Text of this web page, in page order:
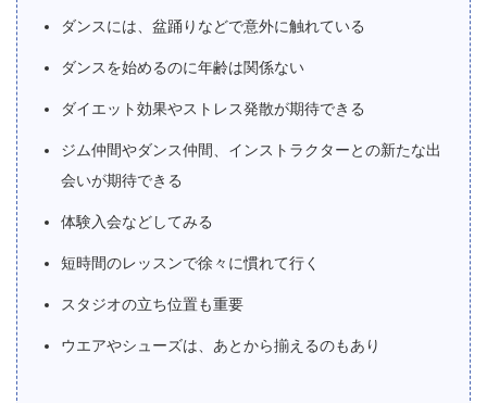
ダンスには、盆踊りなどで意外に触れている
ダンスを始めるのに年齢は関係ない
ダイエット効果やストレス発散が期待できる
ジム仲間やダンス仲間、インストラクターとの新たな出
会いが期待できる
体験入会などしてみる
短時間のレッスンで徐々に慣れて行く
スタジオの立ち位置も重要
ウエアやシューズは、あとから揃えるのもあり